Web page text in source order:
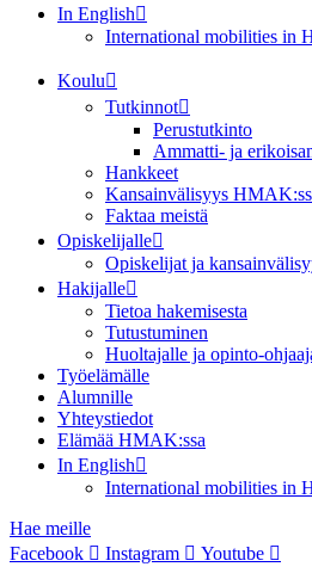
In English
International mobilities in
Koulu
Tutkinnot
Perustutkinto
Ammatti- ja
Hankkeet
Kansainvälisyys
Faktaa meistä
Opiskelijalle
Opiskelijat ja
Hakijalle
Tietoa hakemisesta
Tutustuminen
Huoltajalle ja opinto-
Työelämälle
Alumnille
Yhteystiedot
Elämää HMAK:ssa
In English
International mobilities in
Hae meille
Facebook
Instagram Youtube